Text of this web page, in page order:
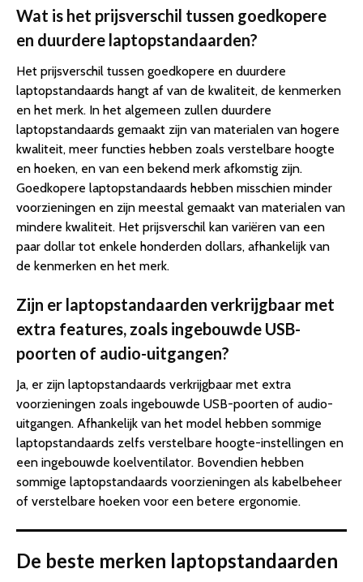
Wat is het prijsverschil tussen goedkopere
en duurdere laptopstandaarden?
Het prijsverschil tussen goedkopere en duurdere
laptopstandaards hangt af van de kwaliteit, de kenmerken
en het merk. In het algemeen zullen duurdere
laptopstandaards gemaakt zijn van materialen van hogere
kwaliteit, meer functies hebben zoals verstelbare hoogte
en hoeken, en van een bekend merk afkomstig zijn.
Goedkopere laptopstandaards hebben misschien minder
voorzieningen en zijn meestal gemaakt van materialen van
mindere kwaliteit. Het prijsverschil kan variëren van een
paar dollar tot enkele honderden dollars, afhankelijk van
de kenmerken en het merk.
Zijn er laptopstandaarden verkrijgbaar met
extra features, zoals ingebouwde USB-
poorten of audio-uitgangen?
Ja, er zijn laptopstandaards verkrijgbaar met extra
voorzieningen zoals ingebouwde USB-poorten of audio-
uitgangen. Afhankelijk van het model hebben sommige
laptopstandaards zelfs verstelbare hoogte-instellingen en
een ingebouwde koelventilator. Bovendien hebben
sommige laptopstandaards voorzieningen als kabelbeheer
of verstelbare hoeken voor een betere ergonomie.
De beste merken laptopstandaarden